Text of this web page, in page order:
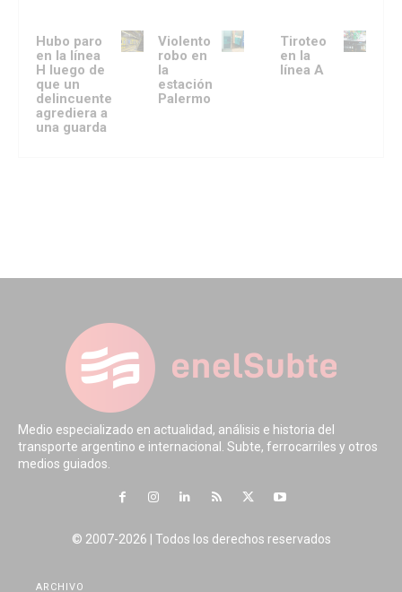
Hubo paro
en la línea
H luego de
que un
delincuente
agrediera a
una guarda
Violento
robo en
la
estación
Palermo
Tiroteo
en la
línea A
Medio especializado en actualidad, análisis e historia del
transporte argentino e internacional. Subte, ferrocarriles y otros
medios guiados.
© 2007-2026 | Todos los derechos reservados
ARCHIVO